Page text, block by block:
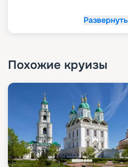
Развернуть
Похожие круизы